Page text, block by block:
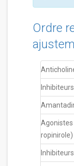
Ordre
ropinirole)